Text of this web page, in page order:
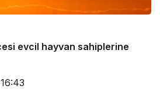
evcil hayvan sahiplerine